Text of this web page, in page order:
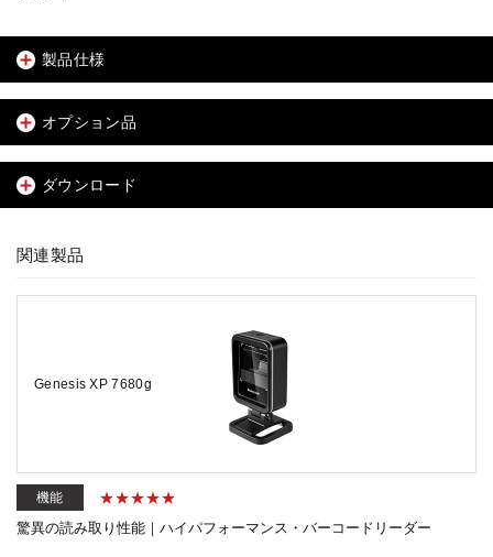
製品仕様
オプション品
ダウンロード
関連製品
Genesis XP 7680g
機能
驚異の読み取り性能｜ハイパフォーマンス・バーコードリーダー